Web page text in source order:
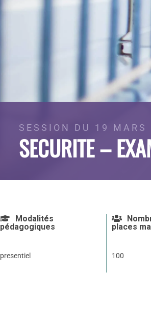
SESSION DU 19 MARS
SECURITE –
Modalités
pédagogiques
presentiel
places
100